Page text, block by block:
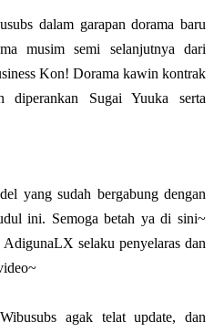
dalam garapan dorama baru
musim semi selanjutnya dari
Kon! Dorama kawin kontrak
Sugai Yuuka serta
yang sudah bergabung dengan
ini. Semoga betah ya di sini~
selaku penyelaras dan
agak telat update, dan